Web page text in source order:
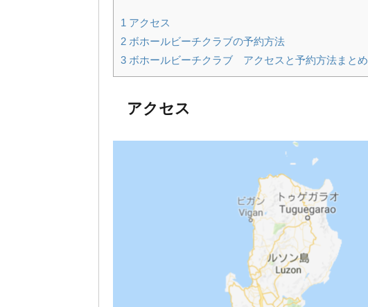
1 アクセス
2 ボホールビーチクラブの予約方法
3 ボホールビーチクラブ アクセスと予約方法まとめ
アクセス